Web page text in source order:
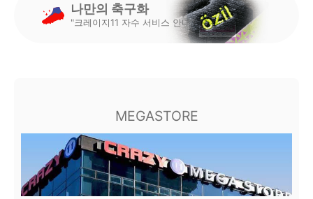
나만의 축구화
"크레이지11 자수 서비스 안내"
MEGASTORE